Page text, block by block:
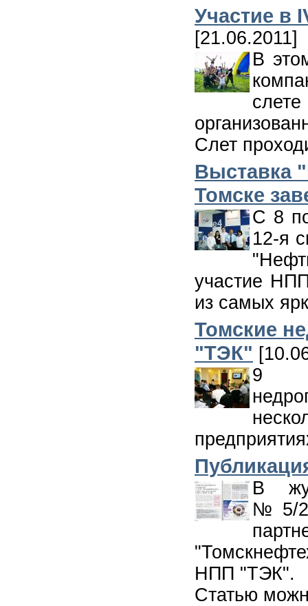
Участие в
[21.06.2011]
В
Слет
Выставка
Томске
С 8
12-я
участие
из самых
Томские
"ТЭК"
9
В
№5/
НПП "ТЭК".
Статью